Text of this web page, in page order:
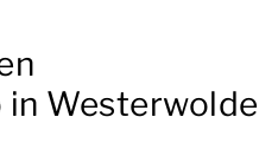
Westerwolde